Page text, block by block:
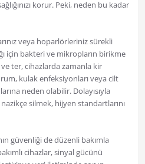
korur. Peki, neden bu kadar
veya hoparlörleriniz sürekli
için bakteri ve mikropların birikme
ter, cihazlarda zamanla kir
kulak enfeksiyonları veya cilt
neden olabilir. Dolayısıyla
nazikçe silmek, hijyen standartlarını
güvenliği de düzenli bakımla
cihazlar, sinyal gücünü